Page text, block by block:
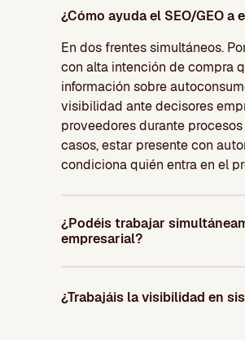
¿Cómo ayuda el SEO/GEO
En dos frentes simultáneos.
con alta intención de compra
información sobre
visibilidad ante decisores
proveedores durante
casos, estar presente con
condiciona quién entra en el
¿Podéis trabajar
empresarial?
¿Trabajáis la visibilidad en